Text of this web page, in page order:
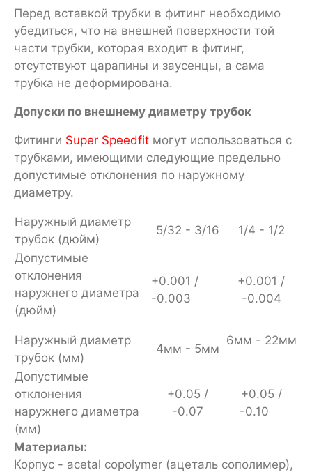
Перед вставкой трубки в фитинг необходимо
убедиться, что на внешней поверхности той
части трубки, которая входит в фитинг,
отсутствуют царапины и заусенцы, а сама
трубка не деформирована.
Допуски по внешнему диаметру трубок
Фитинги Super Speedfit могут использоваться с
трубками, имеющими следующие предельно
допустимые отклонения по наружному
диаметру.
Наружный диаметр
трубок (дюйм)
5/32 - 3/16
1/4 - 1/2
Допустимые
отклонения
наружнего диаметра
(дюйм)
+0.001 /
-0.003
+0.001 /
-0.004
Наружный диаметр
трубок (мм)
4мм - 5мм
6мм - 22мм
Допустимые
отклонения
наружнего диаметра
(мм)
+0.05 /
-0.07
+0.05 /
-0.10
Материалы:
Корпус - acetal copolymer (ацеталь сополимер),